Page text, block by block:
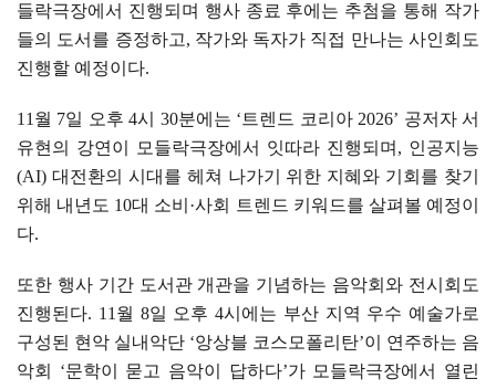
들락극장에서 진행되며 행사 종료 후에는 추첨을 통해 작가
들의 도서를 증정하고, 작가와 독자가 직접 만나는 사인회도
진행할 예정이다.
11 월 7일 오후4시 30분에는 ‘ 트렌드 코리아 2026’ 공저자 서
유현의 강연이 모들락극장에서 잇따라 진행되며 , 인공지능
(AI) 대전환의 시대를 헤쳐 나가기 위한 지혜와 기회를 찾기
위해 내년도 10대 소비 ·사회 트렌드 키워드를 살펴볼 예정이
다.
또한 행사 기간 도서관 개관을 기념하는 음악회와 전시회도
진행된다. 11 월 8일 오후 4시에는 부산 지역 우수 예술가로
구성된 현악 실내악단 ‘앙상블 코스모폴리탄’이 연주하는 음
악회 ‘문학이 묻고 음악이 답하다’가 모들락극장에서 열린